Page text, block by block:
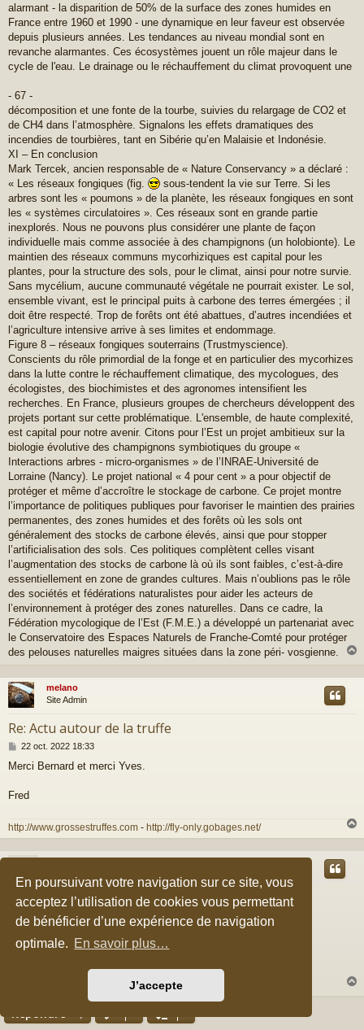
En poursuivant votre navigation sur ce site, vous
acceptez l’utilisation de cookies vous permettant
de bénéficier d’une expérience de navigation
optimale. En savoir plus…
J’accepte
alarmant - la disparition de 50% de la surface des zones humides en
France entre 1960 et 1990 - une dynamique en leur faveur est observée
depuis plusieurs années. Les tendances au niveau mondial sont en
revanche alarmantes. Ces écosystèmes jouent un rôle majeur dans le
cycle de l'eau. Le drainage ou le réchauffement du climat provoquent une
- 67 -
décomposition et une fonte de la tourbe, suivies du relargage de CO2 et
de CH4 dans l’atmosphère. Signalons les effets dramatiques des
incendies de tourbières, tant en Sibérie qu’en Malaisie et Indonésie.
XI – En conclusion
Mark Tercek, ancien responsable de « Nature Conservancy » a déclaré :
« Les réseaux fongiques (fig.
sous-tendent la vie sur Terre. Si les
arbres sont les « poumons » de la planète, les réseaux fongiques en sont
les « systèmes circulatoires ». Ces réseaux sont en grande partie
inexplorés. Nous ne pouvons plus considérer une plante de façon
individuelle mais comme associée à des champignons (un holobionte). Le
maintien des réseaux communs mycorhiziques est capital pour les
plantes, pour la structure des sols, pour le climat, ainsi pour notre survie.
Sans mycélium, aucune communauté végétale ne pourrait exister. Le sol,
ensemble vivant, est le principal puits à carbone des terres émergées ; il
doit être respecté. Trop de forêts ont été abattues, d’autres incendiées et
l’agriculture intensive arrive à ses limites et endommage.
Figure 8 – réseaux fongiques souterrains (Trustmyscience).
Conscients du rôle primordial de la fonge et en particulier des mycorhizes
dans la lutte contre le réchauffement climatique, des mycologues, des
écologistes, des biochimistes et des agronomes intensifient les
recherches. En France, plusieurs groupes de chercheurs développent des
projets portant sur cette problématique. L'ensemble, de haute complexité,
est capital pour notre avenir. Citons pour l’Est un projet ambitieux sur la
biologie évolutive des champignons symbiotiques du groupe «
Interactions arbres - micro-organismes » de l’INRAE-Université de
Lorraine (Nancy). Le projet national « 4 pour cent » a pour objectif de
protéger et même d’accroître le stockage de carbone. Ce projet montre
l’importance de politiques publiques pour favoriser le maintien des prairies
permanentes, des zones humides et des forêts où les sols ont
généralement des stocks de carbone élevés, ainsi que pour stopper
l’artificialisation des sols. Ces politiques complètent celles visant
l’augmentation des stocks de carbone là où ils sont faibles, c’est-à-dire
essentiellement en zone de grandes cultures. Mais n’oublions pas le rôle
des sociétés et fédérations naturalistes pour aider les acteurs de
l’environnement à protéger des zones naturelles. Dans ce cadre, la
Fédération mycologique de l’Est (F.M.E.) a développé un partenariat avec
le Conservatoire des Espaces Naturels de Franche-Comté pour protéger
des pelouses naturelles maigres situées dans la zone péri- vosgienne.
u
melano
Site Admin
Re: Actu autour de la truffe
M
s
a
22 oct. 2022 18:33
Merci Bernard et merci Yves.
Fred
http://www.grossestruffes.com - http://fly-only.gobages.net/
a
Re: Actu autour de la truffe
M
s
23 oct. 2022 12:22
Bonjour,
Merci Bernard, merci Yves!
Répondre